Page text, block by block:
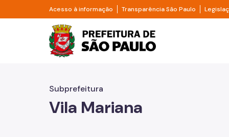
Pular para o Conteúdo principal
Acesso à informação Divisor de acesso à informação
Transparência São Paulo Divisor
Prefeitura de São
Subprefeitura
Vila Mariana